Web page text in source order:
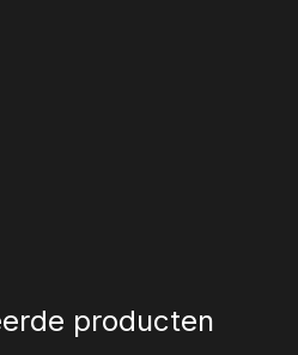
producten